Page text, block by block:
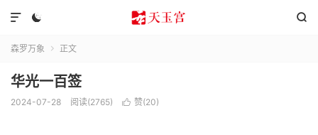
 

森罗万象  正文
华光一百签
2024-07-28 阅读(2765)  赞(20)